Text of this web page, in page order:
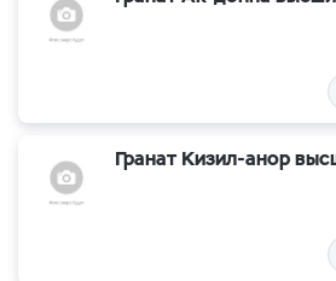
Гранат Кизил-анор